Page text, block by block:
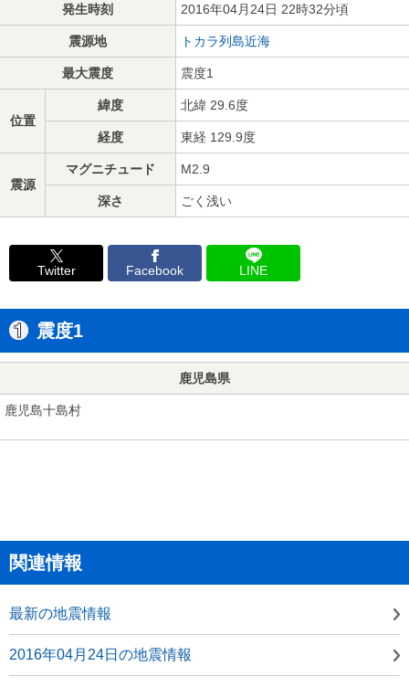
発生時刻 2016年04月24日 22時32分頃
震源地 トカラ列島近海
最大震度 震度1
位置
緯度 北緯 29.6度
経度 東経 129.9度
震源
マグニチュード M2.9
深さ ごく浅い
Twitter Facebook LINE
震度1
鹿児島県
鹿児島十島村
関連情報
最新の地震情報
2016年04月24日の地震情報